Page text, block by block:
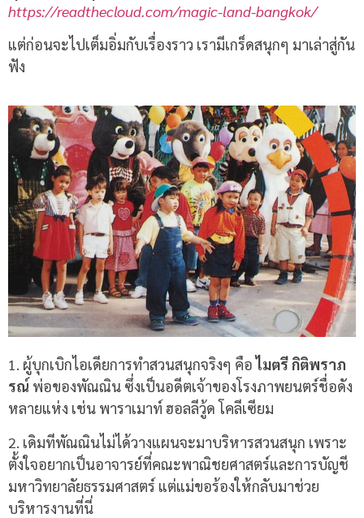
https://readthecloud.com/magic-land-bangkok/
แต่ก่อนจะไปเต็มอิ่มกับเรื่องราว เรามีเกร็ดสนุกๆ มาเล่าสู่กัน
ฟัง
1. ผู้บุกเบิกไอเดียการทำสวนสนุกจริงๆ คือไมตรี กิติพราภ
รณ์ พ่อของพัณณิน ซึ่งเป็นอดีตเจ้าของโรงภาพยนตร์ชื่อดัง
หลายแห่ง เช่น พาราเมาท์ ฮอลลีวู้ด โคลีเซียม
2. เดิมทีพัณณินไม่ได้วางแผนจะมาบริหารสวนสนุก เพราะ
ตั้งใจอยากเป็นอาจารย์ที่คณะพาณิชยศาสตร์และการบัญชี
มหาวิทยาลัยธรรมศาสตร์ แต่แม่ขอร้องให้กลับมาช่วย
บริหารงานที่นี่